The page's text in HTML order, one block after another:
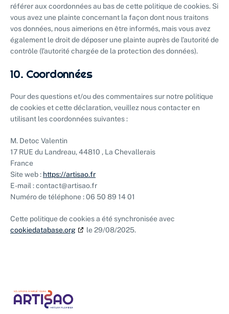
référer aux coordonnées au bas de cette politique de cookies. Si
vous avez une plainte concernant la façon dont nous traitons
vos données, nous aimerions en être informés, mais vous avez
également le droit de déposer une plainte auprès de l’autorité de
contrôle (l’autorité chargée de la protection des données).
10. Coordonnées
Pour des questions et/ou des commentaires sur notre politique
de cookies et cette déclaration, veuillez nous contacter en
utilisant les coordonnées suivantes :
M. Detoc Valentin
17 RUE du Landreau, 44810 , La Chevallerais
France
Site web : https://artisao.fr
E-mail :contact@artisao.fr
Numéro de téléphone : 06 50 89 14 01
Cette politique de cookies a été synchronisée avec
cookiedatabase.org
le 29/08/2025.